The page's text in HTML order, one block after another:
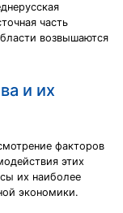
часть
возвышаются
и их
факторов
этих
их наиболее
экономики.